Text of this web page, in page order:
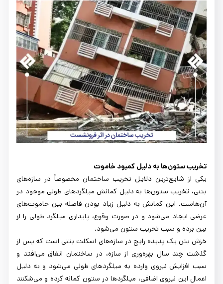
تخریب ستون‌ها به دلیل کمبود خاموت
یکی از شایع‌ترین دلایل تخریب ساختمان مخصوصاً در سازه‌های
بتنی، تخریب ستون‌ها به دلیل کمانش میلگردهای طولی موجود در
آن‌هاست. این کمانش به دلیل زیاد بودن فاصله بین خاموت‌های
عرضی ایجاد می‌شود و در صورت وقوع، پایداری میلگرد طولی را از
بین برده و سبب تخریب ستون می‌شود.
خزش بتن یک پدیده رایج در سازه‌های اسکلت بتنی است که پس از
گذشت چند سال بهره‌وری از سازه، در ساختمان اتفاق می‌افتد و
سبب افزایش نیروی وارده به میلگردهای طولی می‌شود و به دلیل
اعمال این نیروی اضافی، میلگردها در ستون کمانه کرده و می‌شکنند